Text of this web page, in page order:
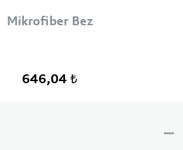
Mikrofiber Bez
646,04 ₺